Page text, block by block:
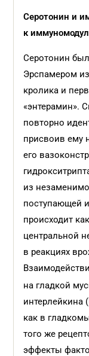
Серотонин и
к
Серотонин
Эрспамером
кролика и
«энтерамин».
повторно
присвоив ему
его
из
поступающей
происходит
центральной
в реакциях
на гладкой
интерлейкина
как в
того же
эффекты